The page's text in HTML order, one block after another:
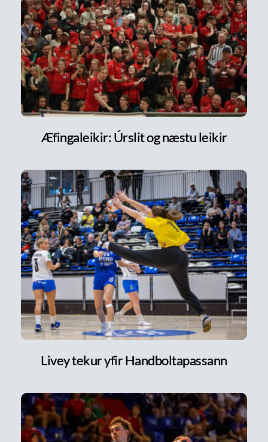
Æfingaleikir: Úrslit og næstu leikir
Livey tekur yfir Handboltapassann